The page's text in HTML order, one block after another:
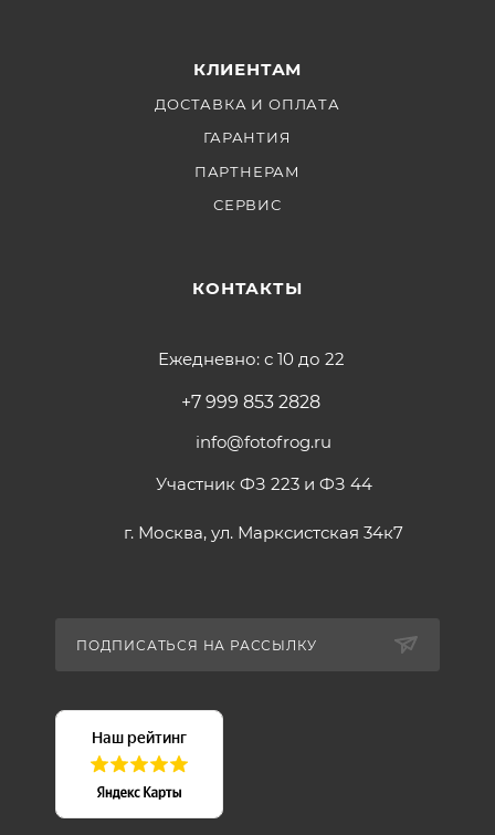
КЛИЕНТАМ
ДОСТАВКА И ОПЛАТА
ГАРАНТИЯ
ПАРТНЕРАМ
СЕРВИС
КОНТАКТЫ
Ежедневно: с 10 до 22
+7 999 853 2828
info@fotofrog.ru
Участник ФЗ 223 и ФЗ 44
г. Москва, ул. Марксистская 34к7
ПОДПИСАТЬСЯ НА РАССЫЛКУ